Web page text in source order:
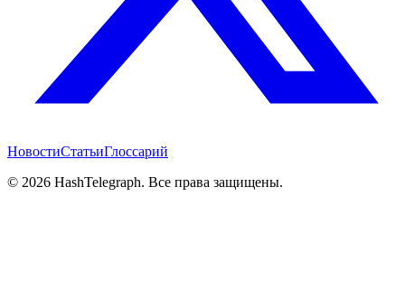
НовостиСтатьиГлоссарий
© 2026 HashTelegraph. Все права защищены.